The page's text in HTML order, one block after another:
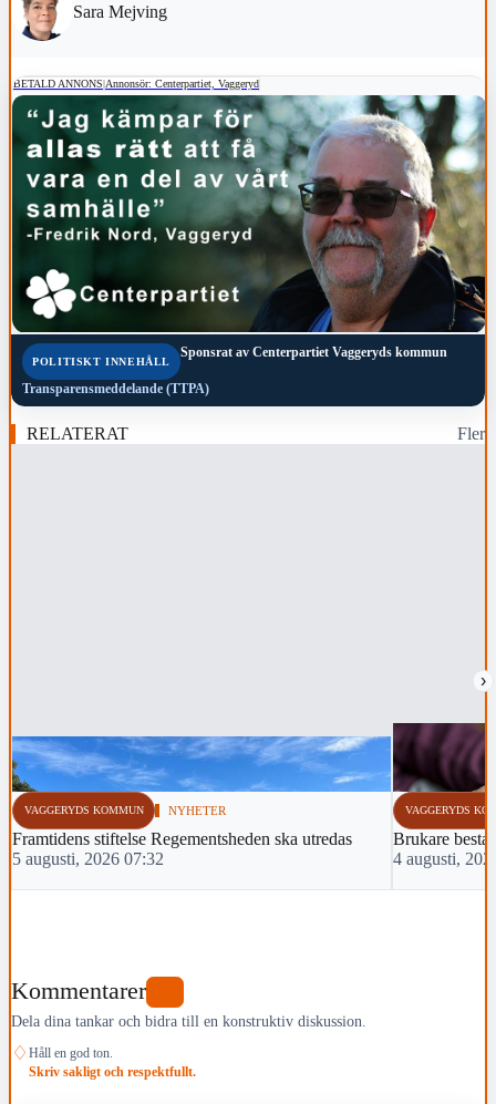
Sara Mejving
BETALD ANNONS|Annonsör: Centerpartiet, Vaggeryd
POLITISKT INNEHÅLL
Sponsrat av Centerpartiet Vaggeryds kommun
Transparensmeddelande (TTPA)
RELATERAT Fler
›
VAGGERYDS KOMMUN NYHETER
Framtidens stiftelse Regementsheden ska utredas
5 augusti, 2026 07:32
VAGGERYDS
Brukare
4 augusti,
Kommentarer
Dela dina tankar och bidra till en konstruktiv diskussion.
♢ Håll en god ton.
Skriv sakligt och respektfullt.